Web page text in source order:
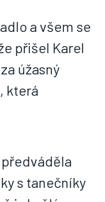
a všem se
přišel Karel
úžasný
která
s tanečníky